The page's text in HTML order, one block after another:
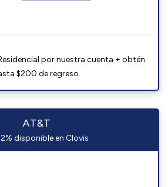
por nuestra cuenta + obtén
$200 de regreso.
AT&T
disponible en Clovis